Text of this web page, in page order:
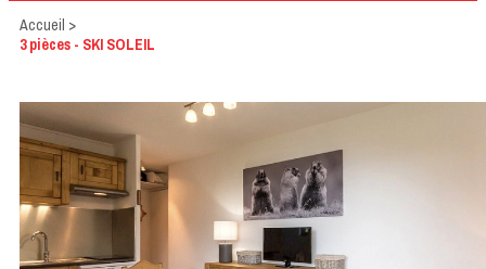
Accueil >
3 pièces - SKI SOLEIL